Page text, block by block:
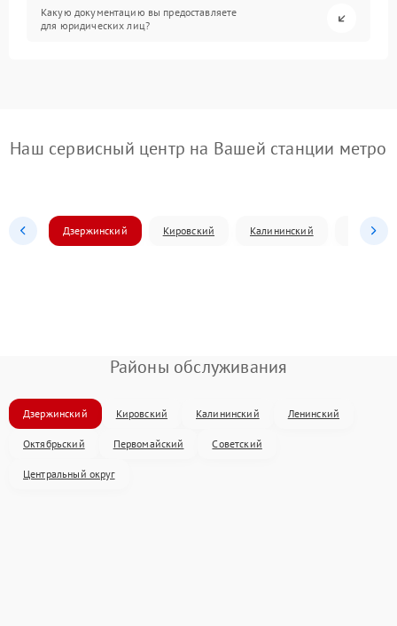
Какую документацию вы предоставляете
для юридических лиц?
Наш сервисный центр на Вашей станции метро
Дзержинский Кировский Калининский
Районы обслуживания
Дзержинский Кировский Калининский Ленинский
Октябрьский Первомайский Советский
Центральный округ